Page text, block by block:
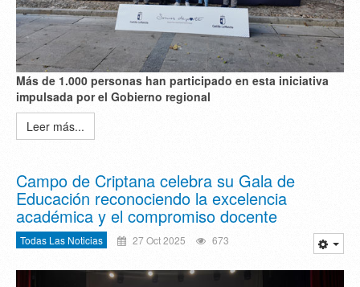
Más de 1.000 personas han participado en esta iniciativa
impulsada por el Gobierno regional
Leer más...
Campo de Criptana celebra su Gala de
Educación reconociendo la excelencia
académica y el compromiso docente
Todas Las Noticias 27 Oct 2025 673